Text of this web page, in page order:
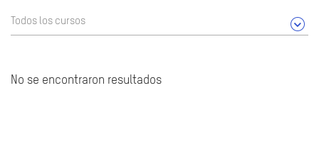
Todos los cursos
No se encontraron resultados